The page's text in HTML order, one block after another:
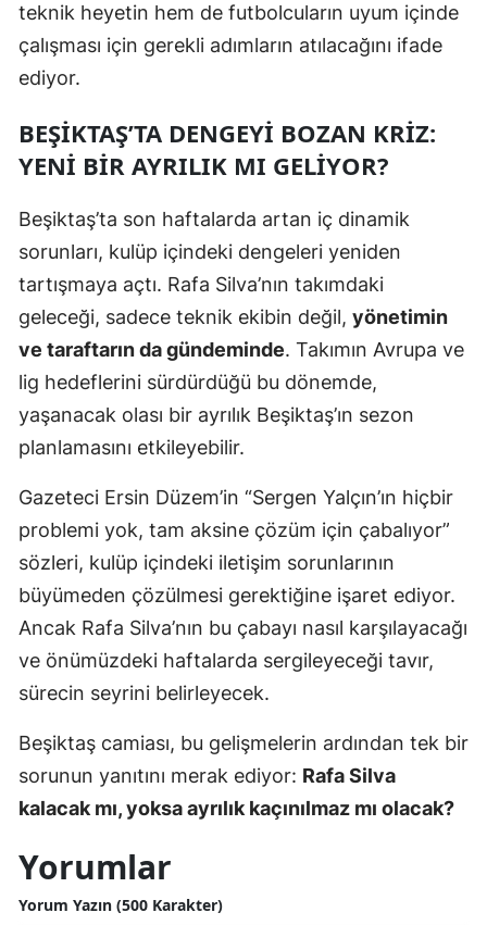
teknik heyetin hem de futbolcuların uyum içinde
çalışması için gerekli adımların atılacağını ifade
ediyor.
BEŞIKTAŞ’TA DENGEYI BOZAN KRIZ:
YENI BIR AYRILIK MI GELIYOR?
Beşiktaş’ta son haftalarda artan iç dinamik
sorunları, kulüp içindeki dengeleri yeniden
tartışmaya açtı. Rafa Silva’nın takımdaki
geleceği, sadece teknik ekibin değil, yönetimin
ve taraftarın da gündeminde. Takımın Avrupa ve
lig hedeflerini sürdürdüğü bu dönemde,
yaşanacak olası bir ayrılık Beşiktaş’ın sezon
planlamasını etkileyebilir.
Gazeteci Ersin Düzem’in “Sergen Yalçın’ın hiçbir
problemi yok, tam aksine çözüm için çabalıyor”
sözleri, kulüp içindeki iletişim sorunlarının
büyümeden çözülmesi gerektiğine işaret ediyor.
Ancak Rafa Silva’nın bu çabayı nasıl karşılayacağı
ve önümüzdeki haftalarda sergileyeceği tavır,
sürecin seyrini belirleyecek.
Beşiktaş camiası, bu gelişmelerin ardından tek bir
sorunun yanıtını merak ediyor: Rafa Silva
kalacak mı, yoksa ayrılık kaçınılmaz mı olacak?
Yorumlar
Yorum Yazın (500 Karakter)